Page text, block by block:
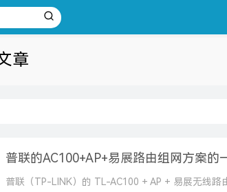
章
普联的AC100+AP+易展路由组网方案的
普联（TP-LINK）的 TL-AC100 + AP + 易展无线路